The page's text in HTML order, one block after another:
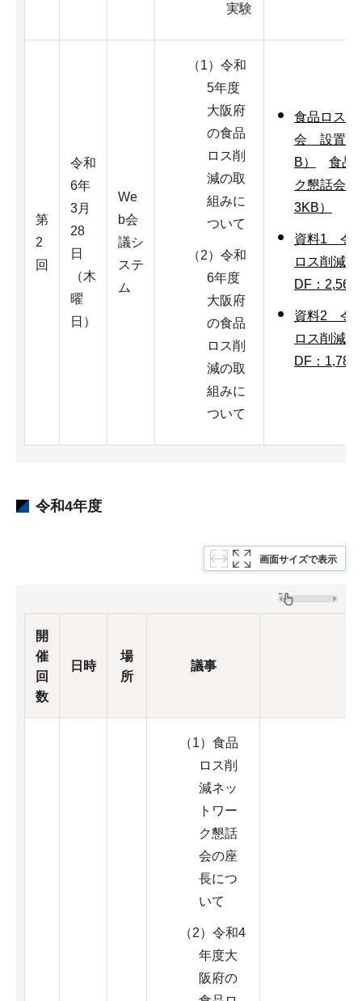
実験
第
2
回
令和
6年
3月
28
日
（木
曜
日）
We
b会
議シ
ステ
ム
（1）令和
5年度
大阪府
の食品
ロス削
減の取
組みに
ついて
（2）令和
6年度
大阪府
の食品
ロス削
減の取
組みに
ついて
食品ロス
会 設置要
B）
食品
ク懇話会
3KB）
資料1 令
ロス削減
DF：
資料2 令
ロス削減
DF：
令和4年度
画面サイズで表示
開
催
回
数
日時
場
所
議事
（1）食品
ロス削
減ネッ
トワー
ク懇話
会の座
長につ
いて
（2）令和4
年度大
阪府の